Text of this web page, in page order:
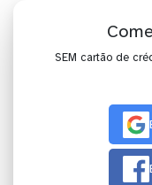
SEM cartão de